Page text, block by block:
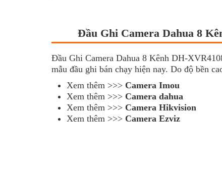
Đầu Ghi Camera Dahua 8
Đầu Ghi Camera Dahua 8 Kênh DH-
mẫu đầu ghi bán chạy hiện nay. Do độ bền
Xem thêm >>> Camera Imou
Xem thêm >>> Camera dahua
Xem thêm >>> Camera Hikvision
Xem thêm >>> Camera Ezviz